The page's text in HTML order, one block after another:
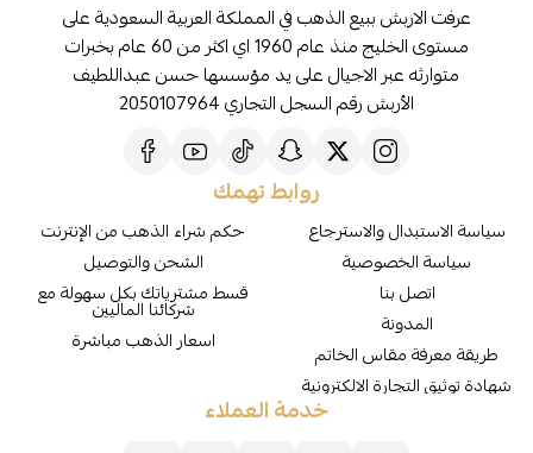
عرفت الاربش ببيع الذهب في المملكة العربية السعودية على
مستوى الخليج منذ عام 1960 اي اكثر من 60 عام بخبرات
متوارثه عبر الاجيال على يد مؤسسها حسن عبداللطيف
الأربش رقم السجل التجاري 2050107964
روابط تهمك
سياسة الاستبدال والاسترجاع
سياسة الخصوصية
اتصل بنا
المدونة
طريقة معرفة مقاس الخاتم
شهادة توثيق التجارة الالكترونية
حكم شراء الذهب من الإنترنت
الشحن والتوصيل
قسط مشترياتك بكل سهولة مع
شركائنا الماليين
اسعار الذهب مباشرة
خدمة العملاء